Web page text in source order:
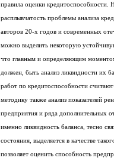
правила оценки
авторов 20-х годов и современных
можно выделить некоторую
должен, быть анализ ликвидности их
работ по кредитоспособности
методику также анализ показателей
предприятия и ряда дополнительных
именно ликвидность баланса, тесно
состояния, выделяется в качестве
позволяет оценить способность